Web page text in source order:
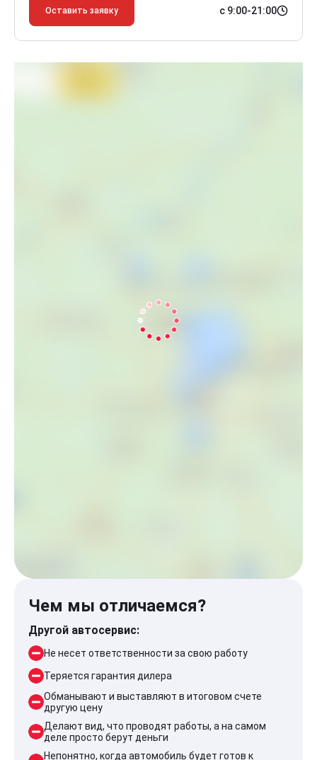
Оставить заявку с 9:00-21:00
Чем мы отличаемся?
Другой автосервис:
Не несет ответственности за свою работу
Теряется гарантия дилера
Обманывают и выставляют в итоговом счете
другую цену
Делают вид, что проводят работы, а на самом
деле просто берут деньги
Непонятно, когда автомобиль будет готов к